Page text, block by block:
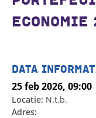
DATA
25 feb 2026, 09:00
Locatie: N.t.b.
Adres: